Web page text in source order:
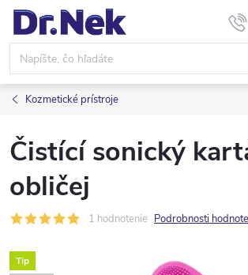
Prejsť
obsah
Kozmetické prístroje
Čistící sonický
obličej
1 hodnotenie Podrobnosti
Tip